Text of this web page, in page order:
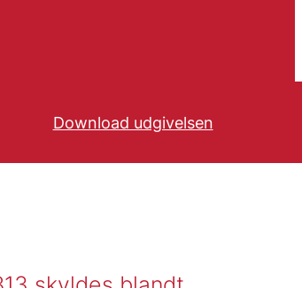
Download udgivelsen